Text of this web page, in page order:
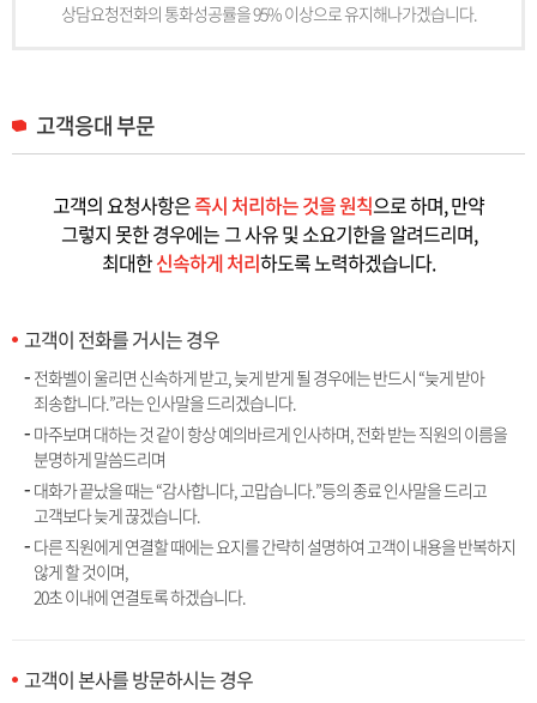
상담요청전화의 통화성공률을 95% 이상으로 유지해나가겠습니다.
고객응대 부문
고객의 요청사항은즉시 처리하는 것을 원칙으로 하며, 만약
그렇지 못한 경우에는 그 사유 및 소요기한을 알려드리며,
최대한신속하게 처리하도록 노력하겠습니다.
고객이 전화를 거시는 경우
전화벨이 울리면 신속하게 받고, 늦게 받게 될 경우에는 반드시 “늦게 받아
죄송합니다.”라는 인사말을 드리겠습니다.
마주보며 대하는 것 같이 항상 예의바르게 인사하며, 전화 받는 직원의 이름을
분명하게 말씀드리며
대화가 끝났을 때는 “감사합니다, 고맙습니다.”등의 종료 인사말을 드리고
고객보다 늦게 끊겠습니다.
다른 직원에게 연결할 때에는 요지를 간략히 설명하여 고객이 내용을 반복하지
않게 할 것이며,
20초 이내에 연결토록 하겠습니다.
고객이 본사를 방문하시는 경우